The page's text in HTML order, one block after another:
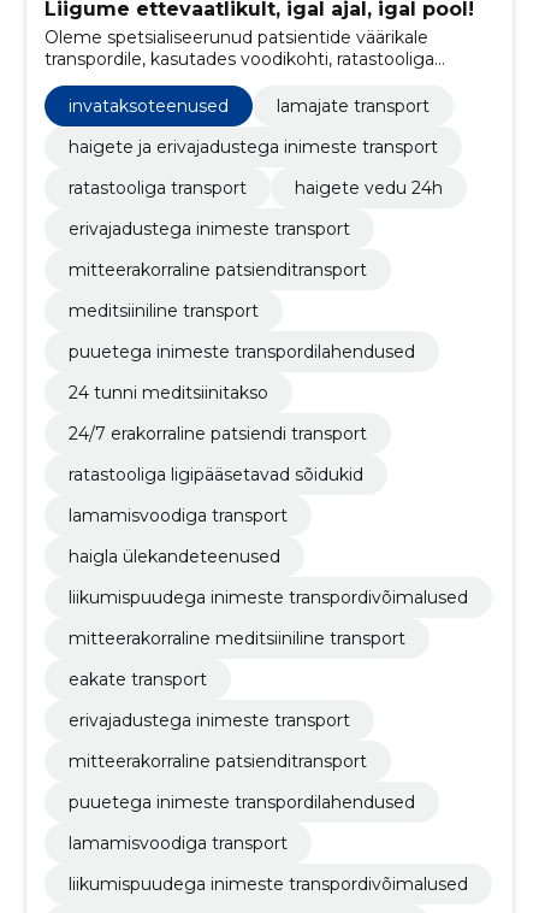
Liigume ettevaatlikult, igal ajal, igal pool!
Oleme spetsialiseerunud patsientide väärikale
transpordile, kasutades voodikohti, ratastooliga
ligipääsetavaid sõidukeid ja invatakso teenuseid.
invataksoteenused
lamajate transport
haigete ja erivajadustega inimeste transport
ratastooliga transport
haigete vedu 24h
erivajadustega inimeste transport
mitteerakorraline patsienditransport
meditsiiniline transport
puuetega inimeste transpordilahendused
24 tunni meditsiinitakso
24/7 erakorraline patsiendi transport
ratastooliga ligipääsetavad sõidukid
lamamisvoodiga transport
haigla ülekandeteenused
liikumispuudega inimeste transpordivõimalused
mitteerakorraline meditsiiniline transport
eakate transport
erivajadustega inimeste transport
mitteerakorraline patsienditransport
puuetega inimeste transpordilahendused
lamamisvoodiga transport
liikumispuudega inimeste transpordivõimalused